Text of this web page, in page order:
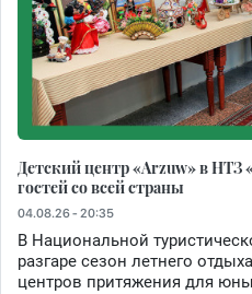
Детский центр «Arzuw» в
гостей со всей страны
04.08.26 - 20:35
В Национальной
разгаре сезон летнего
центров притяжения для